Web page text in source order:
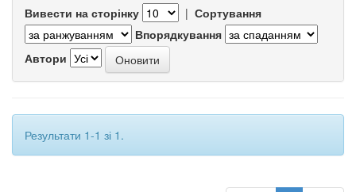
Вивести на сторінку | Сортування
Впорядкування
Автори
Результати 1-1 зі 1.